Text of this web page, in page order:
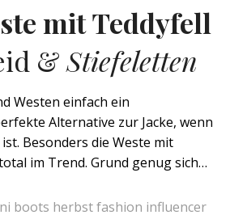
mit Teddyfell
&Stiefeletten
Westen einfach ein
Alternative zur Jacke, wenn
Besonders die Weste mit
im Trend. Grund genug sich…